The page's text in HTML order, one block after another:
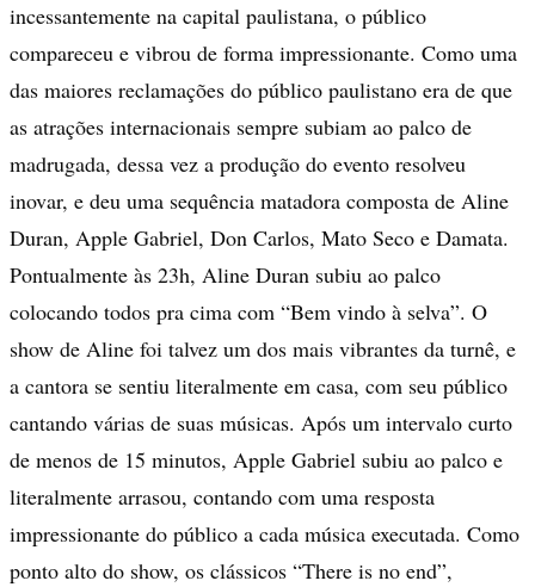
incessantemente na capital paulistana, o público
compareceu e vibrou de forma impressionante. Como uma
das maiores reclamações do público paulistano era de que
as atrações internacionais sempre subiam ao palco de
madrugada, dessa vez a produção do evento resolveu
inovar, e deu uma sequência matadora composta de Aline
Duran, Apple Gabriel, Don Carlos, Mato Seco e Damata.
Pontualmente às 23h, Aline Duran subiu ao palco
colocando todos pra cima com “Bem vindo à selva”. O
show de Aline foi talvez um dos mais vibrantes da turnê, e
a cantora se sentiu literalmente em casa, com seu público
cantando várias de suas músicas. Após um intervalo curto
de menos de 15 minutos, Apple Gabriel subiu ao palco e
literalmente arrasou, contando com uma resposta
impressionante do público a cada música executada. Como
ponto alto do show, os clássicos “There is no end”,